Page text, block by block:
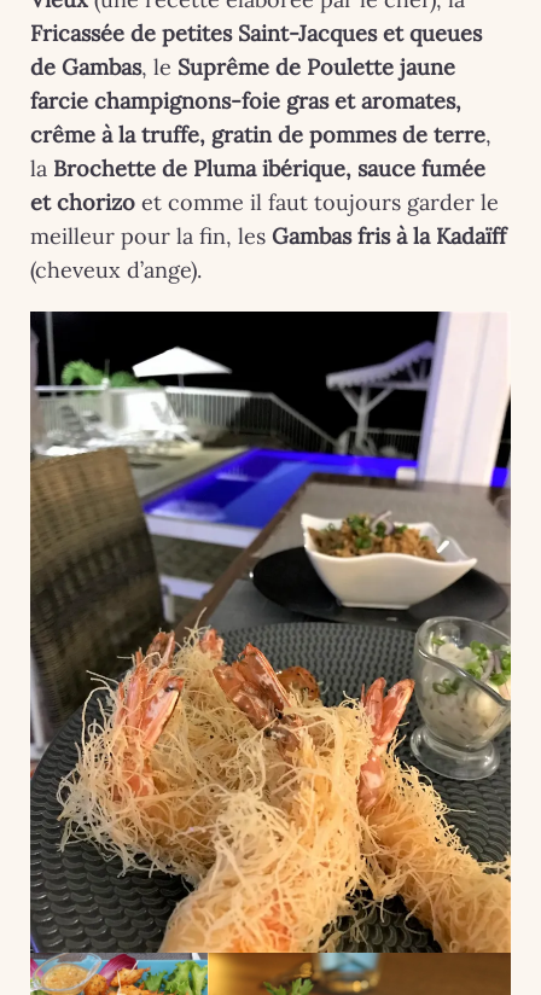
Fricassée de petites Saint-Jacques et queues
de Gambas, le Suprême de Poulette jaune
farcie champignons-foie gras et aromates,
crême à la truffe, gratin de pommes de terre,
la Brochette de Pluma ibérique, sauce fumée
et chorizo et comme il faut toujours garder le
meilleur pour la fin, les Gambas fris à la Kadaïff
(cheveux d’ange).